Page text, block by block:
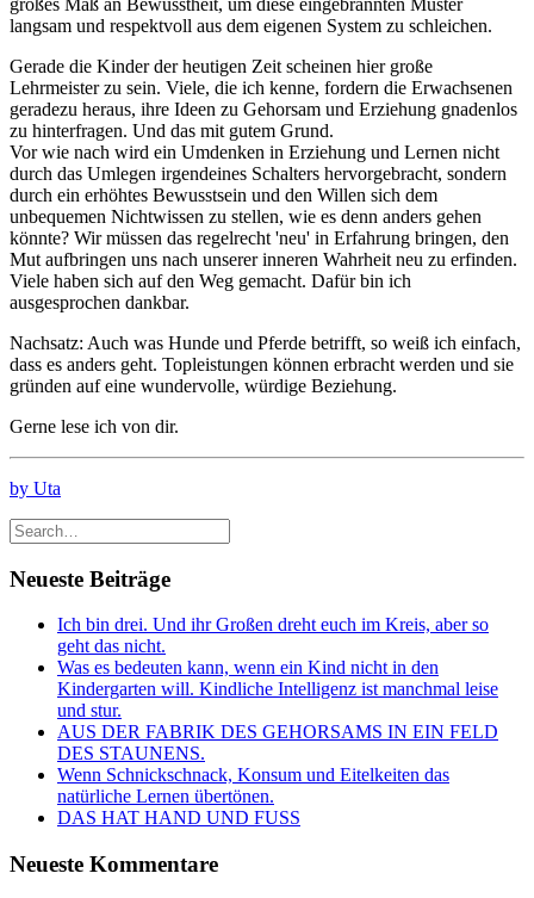
großes Maß an Bewusstheit, um diese eingebrannten Muster
langsam und respektvoll aus dem eigenen System zu schleichen.
Gerade die Kinder der heutigen Zeit scheinen hier große
Lehrmeister zu sein. Viele, die ich kenne, fordern die Erwachsenen
geradezu heraus, ihre Ideen zu Gehorsam und Erziehung gnadenlos
zu hinterfragen. Und das mit gutem Grund.
Vor wie nach wird ein Umdenken in Erziehung und Lernen nicht
durch das Umlegen irgendeines Schalters hervorgebracht, sondern
durch ein erhöhtes Bewusstsein und den Willen sich dem
unbequemen Nichtwissen zu stellen, wie es denn anders gehen
könnte? Wir müssen das regelrecht 'neu' in Erfahrung bringen, den
Mut aufbringen uns nach unserer inneren Wahrheit neu zu erfinden.
Viele haben sich auf den Weg gemacht. Dafür bin ich
ausgesprochen dankbar.
Nachsatz: Auch was Hunde und Pferde betrifft, so weiß ich einfach,
dass es anders geht. Topleistungen können erbracht werden und sie
gründen auf eine wundervolle, würdige Beziehung.
Gerne lese ich von dir.
by Uta
Neueste Beiträge
Ich bin drei. Und ihr Großen dreht euch im Kreis, aber so
geht das nicht.
Was es bedeuten kann, wenn ein Kind nicht in den
Kindergarten will. Kindliche Intelligenz ist manchmal leise
und stur.
AUS DER FABRIK DES GEHORSAMS IN EIN FELD
DES STAUNENS.
Wenn Schnickschnack, Konsum und Eitelkeiten das
natürliche Lernen übertönen.
DAS HAT HAND UND FUSS
Neueste Kommentare